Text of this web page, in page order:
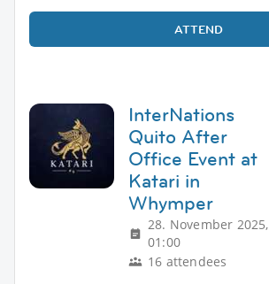
ATTEND
InterNations
Quito After
Office Event at
Katari in
Whymper
28. November 2025,
01:00
16 attendees